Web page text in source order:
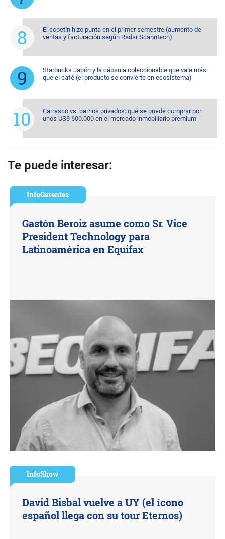
El copetín hizo punta en el primer semestre (aumento de
ventas y facturación según Radar Scanntech)
Starbucks Japón y la cápsula coleccionable que vale más
que el café (el producto se convierte en ecosistema)
Carrasco vs. barrios privados: qué se puede comprar por
unos US$ 600.000 en el mercado inmobiliario premium
Te puede interesar:
InfoGerentes
Gastón Beroiz asume como Sr. Vice
President Technology para
Latinoamérica en Equifax
InfoShow
David Bisbal vuelve a UY (el ícono
español llega con su tour Eternos)